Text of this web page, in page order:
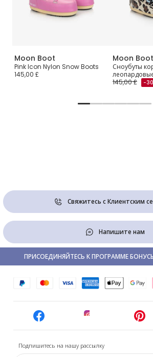
Moon Boot
Pink Icon Nylon Snow Boots
145,00 £
Moon Boot
Сноубуты
145,00 £
-
Свяжитесь с Клиентским
Напишите нам
Подпишитесь на нашу рассылку
ПРИСОЕДИНЯЙТЕСЬ К ПРОГРАММЕ БОНУСЫ